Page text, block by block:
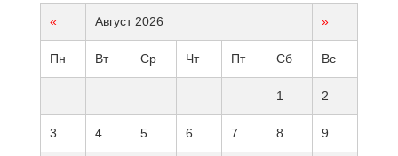
« Август 2026 »
Пн Вт Ср Чт Пт Сб Вс
1 2
3 4 5 6 7 8 9